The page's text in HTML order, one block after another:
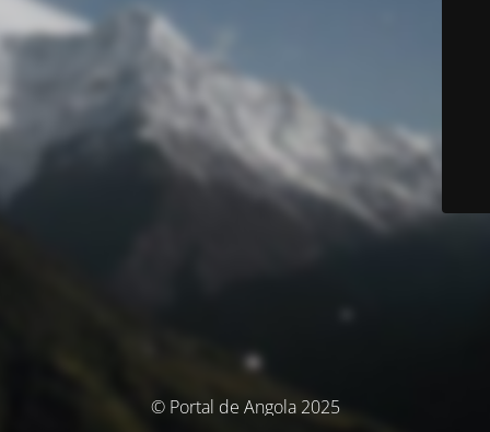
© Portal de Angola 2025